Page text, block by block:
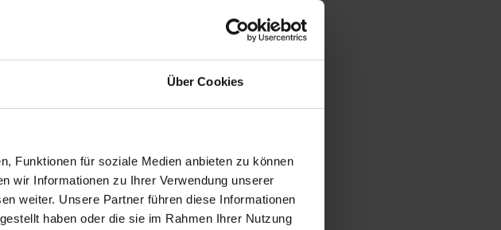
Über Cookies
Funktionen für soziale Medien anbieten zu können
wir Informationen zu Ihrer Verwendung unserer
weiter. Unsere Partner führen diese Informationen
haben oder die sie im Rahmen Ihrer Nutzung